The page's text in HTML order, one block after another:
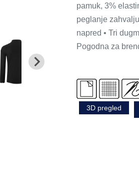
pamuk, 3%
peglanje
napred • Tri
Pogodna za
3D pregled